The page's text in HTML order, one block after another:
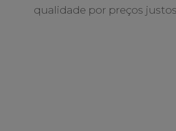
qualidade por preços